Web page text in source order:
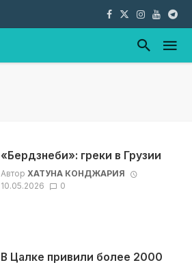
«Бердзнеби»: греки в Грузии
Автор ХАТУНА КОНДЖАРИЯ
10.05.2026
0
В Цалке привили более 2000